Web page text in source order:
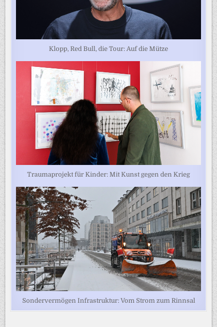
Klopp, Red Bull, die Tour: Auf die Mütze
Traumaprojekt für Kinder: Mit Kunst gegen den Krieg
Sondervermögen Infrastruktur: Vom Strom zum Rinnsal